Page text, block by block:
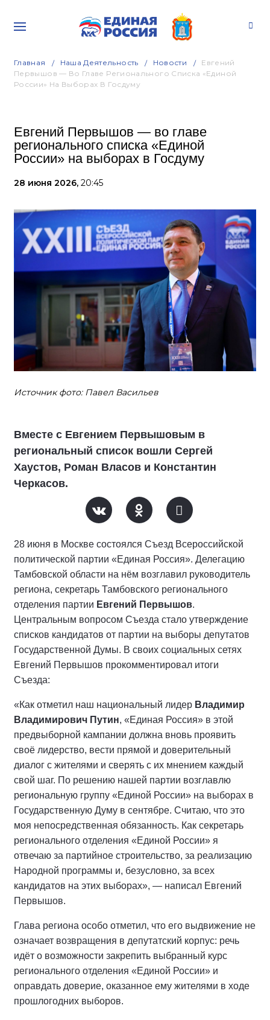
Главная Наша Деятельность Новости
Евгений
Первышов — Во Главе Регионального Списка «Единой
России» На Выборах В Госдуму
Евгений Первышов — во главе
регионального списка «Единой
России» на выборах в Госдуму
28 июня 2026, 20:45
Источник фото: Павел Васильев
Вместе с Евгением Первышовым в
региональный список вошли Сергей
Хаустов, Роман Власов и Константин
Черкасов.
28 июня в Москве состоялся Съезд Всероссийской
политической партии «Единая Россия». Делегацию
Тамбовской области на нём возглавил руководитель
региона, секретарь Тамбовского регионального
отделения партии Евгений Первышов.
Центральным вопросом Съезда стало утверждение
списков кандидатов от партии на выборы депутатов
Государственной Думы. В своих социальных сетях
Евгений Первышов прокомментировал итоги
Съезда:
«Как отметил наш национальный лидер Владимир
Владимирович Путин, «Единая Россия» в этой
предвыборной кампании должна вновь проявить
своё лидерство, вести прямой и доверительный
диалог с жителями и сверять с их мнением каждый
свой шаг. По решению нашей партии возглавлю
региональную группу «Единой России» на выборах в
Государственную Думу в сентябре. Считаю, что это
моя непосредственная обязанность. Как секретарь
регионального отделения «Единой России» я
отвечаю за партийное строительство, за реализацию
Народной программы и, безусловно, за всех
кандидатов на этих выборах», — написал Евгений
Первышов.
Глава региона особо отметил, что его выдвижение не
означает возвращения в депутатский корпус: речь
идёт о возможности закрепить выбранный курс
регионального отделения «Единой России» и
оправдать доверие, оказанное ему жителями в ходе
прошлогодних выборов.